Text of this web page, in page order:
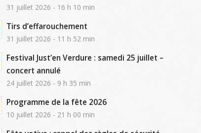
31 juillet 2026 - 16 h 10 min
Tirs d’effarouchement
31 juillet 2026 - 11 h 52 min
Festival Just’en Verdure : samedi 25 juillet –
concert annulé
24 juillet 2026 - 9 h 35 min
Programme de la fête 2026
10 juillet 2026 - 21 h 00 min